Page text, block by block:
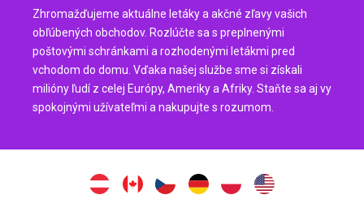
Zhromažďujeme aktuálne letáky a akčné zľavy vašich
obľúbených obchodov. Rozlúčte sa s preplnenými
poštovými schránkami a rozhodenými letákmi pred
vchodom do domu. Vďaka našej službe sme si získali
milióny ľudí z celej Európy, Ameriky a Afriky. Staňte sa aj vy
spokojnými užívateľmi a nakupujte s rozumom.